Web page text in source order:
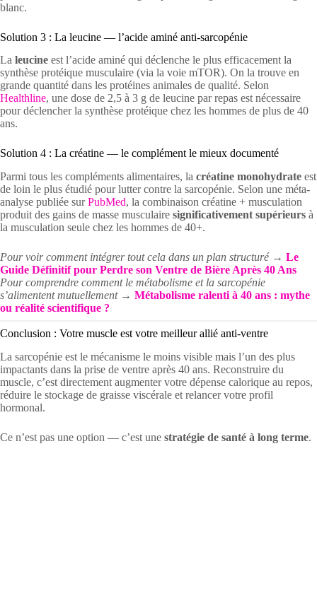
blanc.
Solution 3 : La leucine — l’acide aminé anti-sarcopénie
La leucine est l’acide aminé qui déclenche le plus efficacement la
synthèse protéique musculaire (via la voie mTOR). On la trouve en
grande quantité dans les protéines animales de qualité. Selon
Healthline, une dose de 2,5 à 3 g de leucine par repas est nécessaire
pour déclencher la synthèse protéique chez les hommes de plus de 40
ans.
Solution 4 : La créatine — le complément le mieux documenté
Parmi tous les compléments alimentaires, la créatine monohydrate est
de loin le plus étudié pour lutter contre la sarcopénie. Selon une méta-
analyse publiée surPubMed, la combinaison créatine + musculation
produit des gains de masse musculaire significativement supérieurs à
la musculation seule chez les hommes de 40+.
Pour voir comment intégrer tout cela dans un plan structuré → Le
Guide Définitif pour Perdre son Ventre de Bière Après 40 Ans
Pour comprendre comment le métabolisme et la sarcopénie
s’alimentent mutuellement → Métabolisme ralenti à 40 ans : mythe
ou réalité scientifique ?
Conclusion : Votre muscle est votre meilleur allié anti-ventre
La sarcopénie est le mécanisme le moins visible mais l’un des plus
impactants dans la prise de ventre après 40 ans. Reconstruire du
muscle, c’est directement augmenter votre dépense calorique au repos,
réduire le stockage de graisse viscérale et relancer votre profil
hormonal.
Ce n’est pas une option — c’est une stratégie de santé à long terme.